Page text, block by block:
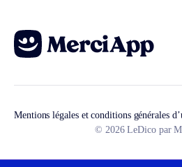
Mentions légales et conditions générales
© 2026 LeDico par